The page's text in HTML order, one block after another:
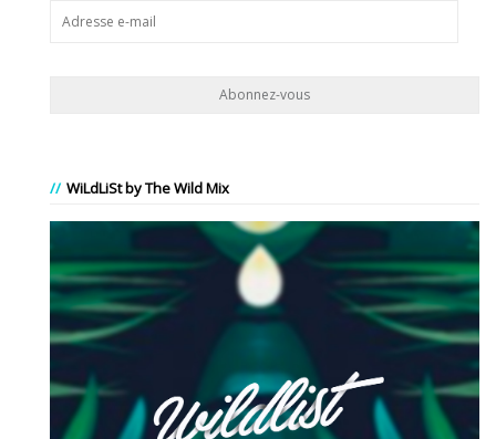
Adresse
WiLdLiSt by The Wild Mix